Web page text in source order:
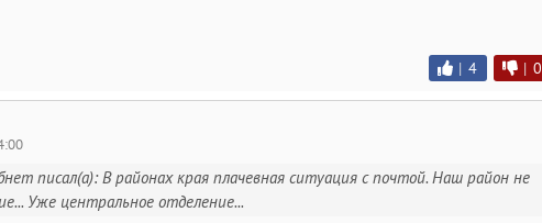
| 4 | 0
писал(а): В районах края плачевная ситуация с почтой. Наш район не
Уже центральное отделение...